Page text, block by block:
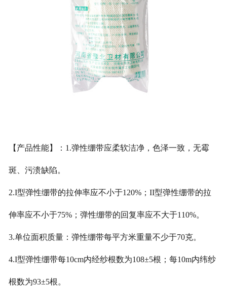
【产品性能】：1.弹性绷带应柔软洁净，色泽一致，无霉
斑、污溃缺陷。
2.I型弹性绷带的拉伸率应不小于120%；II型弹性绷带的拉
伸率应不小于75%；弹性绷带的回复率应不大于110%。
3.单位面积质量：弹性绷带每平方米重量不少于70克。
4.I型弹性绷带每10cm内经纱根数为108±5根；每10m内纬纱
根数为93±5根。